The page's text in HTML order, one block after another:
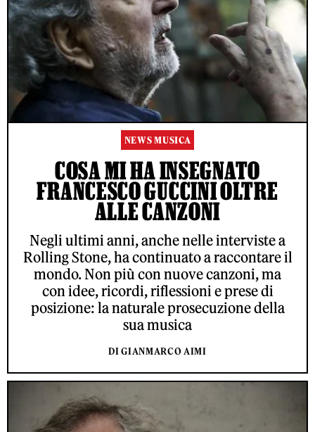
NEWS MUSICA
COSA MI HA INSEGNATO
FRANCESCO GUCCINI OLTRE
ALLE CANZONI
Negli ultimi anni, anche nelle interviste a
Rolling Stone, ha continuato a raccontare il
mondo. Non più con nuove canzoni, ma
con idee, ricordi, riflessioni e prese di
posizione: la naturale prosecuzione della
sua musica
DI GIANMARCO AIMI